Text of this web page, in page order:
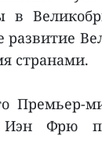
развитие
странами.
Премьер-
Фрю